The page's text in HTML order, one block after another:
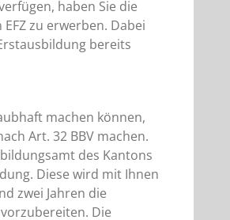
haben Sie die
zu erwerben. Dabei
bereits
machen können,
Art. 32 BBV machen.
des Kantons
Diese wird mit Ihnen
zwei Jahren die
Die